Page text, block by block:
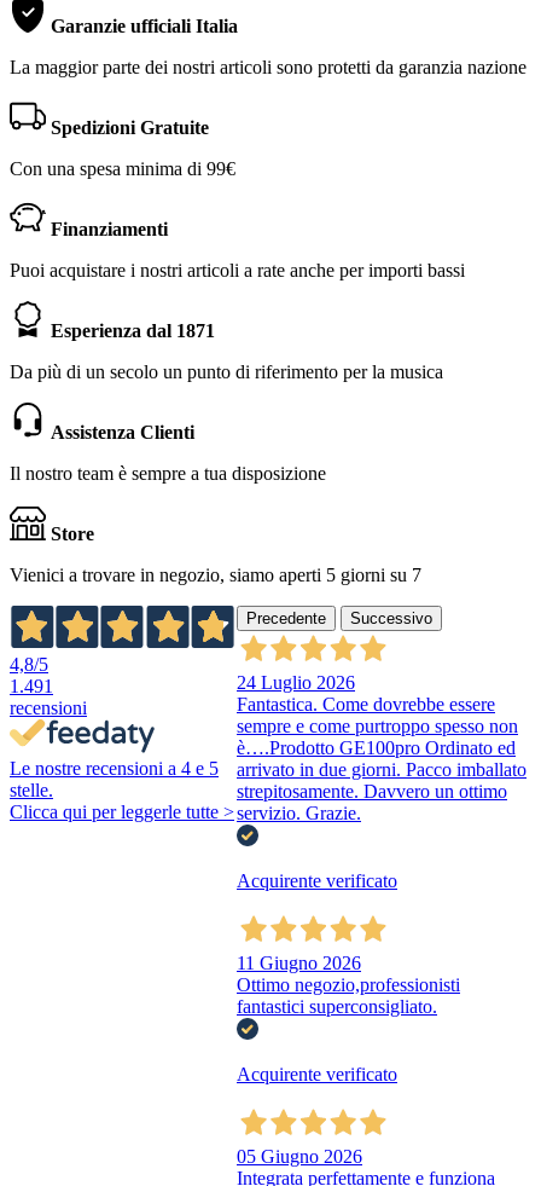
Garanzie ufficiali Italia
La maggior parte dei nostri articoli sono protetti da garanzia nazione
Spedizioni Gratuite
Con una spesa minima di 99€
Finanziamenti
Puoi acquistare i nostri articoli a rate anche per importi bassi
Esperienza dal 1871
Da più di un secolo un punto di riferimento per la musica
Assistenza Clienti
Il nostro team è sempre a tua disposizione
Store
Vienici a trovare in negozio, siamo aperti 5 giorni su 7
4,8/5
1.491
recensioni
Le nostre recensioni a 4 e 5
stelle.
Clicca qui per leggerle tutte >
Precedente Successivo
24 Luglio 2026
Fantastica. Come dovrebbe essere
sempre e come purtroppo spesso non
è….Prodotto GE100pro Ordinato ed
arrivato in due giorni. Pacco imballato
strepitosamente. Davvero un ottimo
servizio. Grazie.
Acquirente verificato
11 Giugno 2026
Ottimo negozio,professionisti
fantastici superconsigliato.
Acquirente verificato
05 Giugno 2026
Integrata perfettamente e funziona